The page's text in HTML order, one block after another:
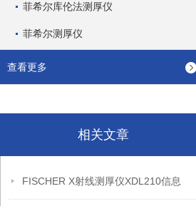
菲希尔库伦法测厚仪
菲希尔测厚仪
查看更多
相关文章
FISCHER X射线测厚仪XDL210信息